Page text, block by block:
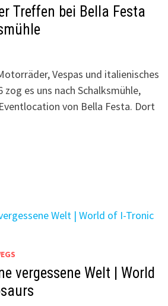
Treffen bei Bella Festa
Vespas und italienisches
zog es uns nach Schalksmühle,
von Bella Festa. Dort
vergessene Welt | World